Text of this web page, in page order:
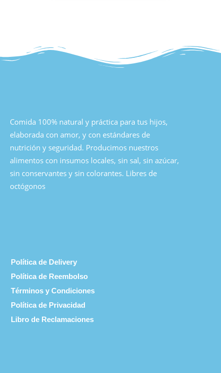
Comida 100% natural y práctica para tus hijos,
elaborada con amor, y con estándares de
nutrición y seguridad. Producimos nuestros
alimentos con insumos locales, sin sal, sin azúcar,
sin conservantes y sin colorantes. Libres de
octógonos
Política de Delivery
Política de Reembolso
Términos y Condiciones
Política de Privacidad
Libro de Reclamaciones